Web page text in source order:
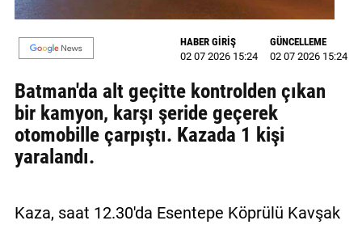
GALERİ
VİDEO
YAZARLAR
BİZE
ULAŞIN
İletişim
HABER GİRİŞ
02 07 2026 15:24
GÜNCELLEME
02 07 2026 15:24
Batman'da alt geçitte kontrolden çıkan
bir kamyon, karşı şeride geçerek
otomobille çarpıştı. Kazada 1 kişi
yaralandı.
Kaza, saat 12.30'da Esentepe Köprülü Kavşak